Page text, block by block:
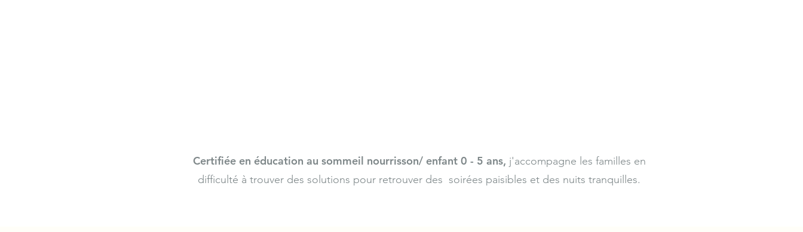
Certifiée en éducation au sommeil nourrisson/ enfant 0 - 5 ans, j'accompagne les familles en
difficulté à trouver des solutions pour retrouver des soirées paisibles et des nuits tranquilles.